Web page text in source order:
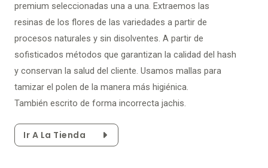
premium seleccionadas una a una. Extraemos las
resinas de los flores de las variedades a partir de
procesos naturales y sin disolventes. A partir de
sofisticados métodos que garantizan la calidad del hash
y conservan la salud del cliente. Usamos mallas para
tamizar el polen de la manera más higiénica.
También escrito de forma incorrecta jachis.
Ir A La Tienda